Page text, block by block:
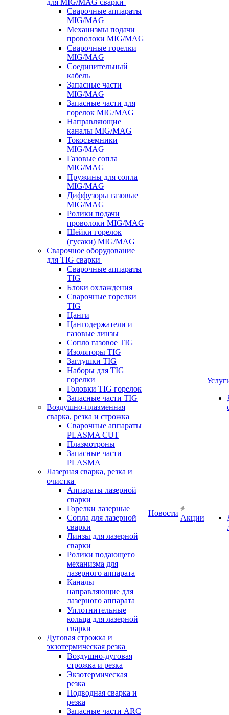
для MIG/MAG сварки
Сварочные аппараты
MIG/MAG
Механизмы подачи
проволоки MIG/MAG
Сварочные горелки
MIG/MAG
Соединительный
кабель
Запасные части
MIG/MAG
Запасные части для
горелок MIG/MAG
Направляющие
каналы MIG/MAG
Токосъемники
MIG/MAG
Газовые сопла
MIG/MAG
Пружины для сопла
MIG/MAG
Диффузоры газовые
MIG/MAG
Ролики подачи
проволоки MIG/MAG
Шейки горелок
(гусаки) MIG/MAG
Сварочное оборудование
для TIG сварки
Сварочные аппараты
TIG
Блоки охлаждения
Сварочные горелки
TIG
Цанги
Цангодержатели и
газовые линзы
Сопло газовое TIG
Изоляторы TIG
Заглушки TIG
Наборы для TIG
горелки
Головки TIG горелок
Запасные части TIG
Воздушно-плазменная
сварка, резка и строжка
Сварочные аппараты
PLASMA CUT
Плазмотроны
Запасные части
PLASMA
Лазерная сварка, резка и
очистка
Аппараты лазерной
сварки
Горелки лазерные
Сопла для лазерной
сварки
Линзы для лазерной
сварки
Ролики подающего
механизма для
лазерного аппарата
Каналы
направляющие для
лазерного аппарата
Уплотнительные
кольца для лазерной
сварки
Дуговая строжка и
экзотермическая резка
Воздушно-дуговая
строжка и резка
Экзотермическая
резка
Подводная сварка и
резка
Запасные части ARC
Новости
Акции